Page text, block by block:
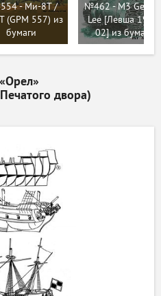
- Ми-8Т /
(GPM 557) из
бумаги
№462 - M3
Lee [Левша
02] из бумаги
двора)